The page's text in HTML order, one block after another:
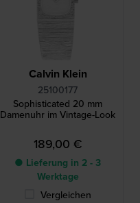
Calvin Klein
25100177
Sophisticated 20 mm
Damenuhr im Vintage-Look
189,00 €
● Lieferung in 2 - 3
Werktage
Vergleichen